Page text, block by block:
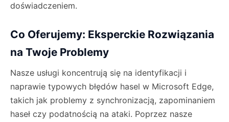
doświadczeniem.
Co Oferujemy: Eksperckie Rozwiązania
na Twoje Problemy
Nasze usługi koncentrują się na identyfikacji i
naprawie typowych błędów hasel w Microsoft Edge,
takich jak problemy z synchronizacją, zapominaniem
haseł czy podatnością na ataki. Poprzez nasze